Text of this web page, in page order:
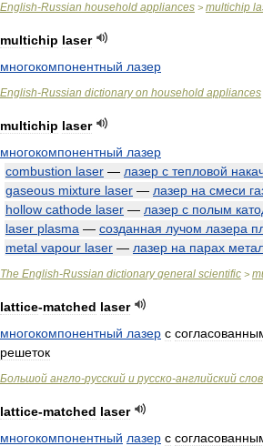
English-Russian household appliances > multichip
multichip laser
многокомпонентный лазер
English-Russian dictionary on household appliances
multichip laser
многокомпонентный лазер
combustion laser — лазер с тепловой
gaseous mixture laser — лазер на смеси
hollow cathode laser — лазер с полым
laser plasma — созданная лучом лазера
metal vapour laser — лазер на парах
The English-Russian dictionary general scientific >
lattice-matched laser
многокомпонентный лазер с
решеток
Большой англо-русский и русско-английский
lattice-matched laser
многокомпонентный лазер с